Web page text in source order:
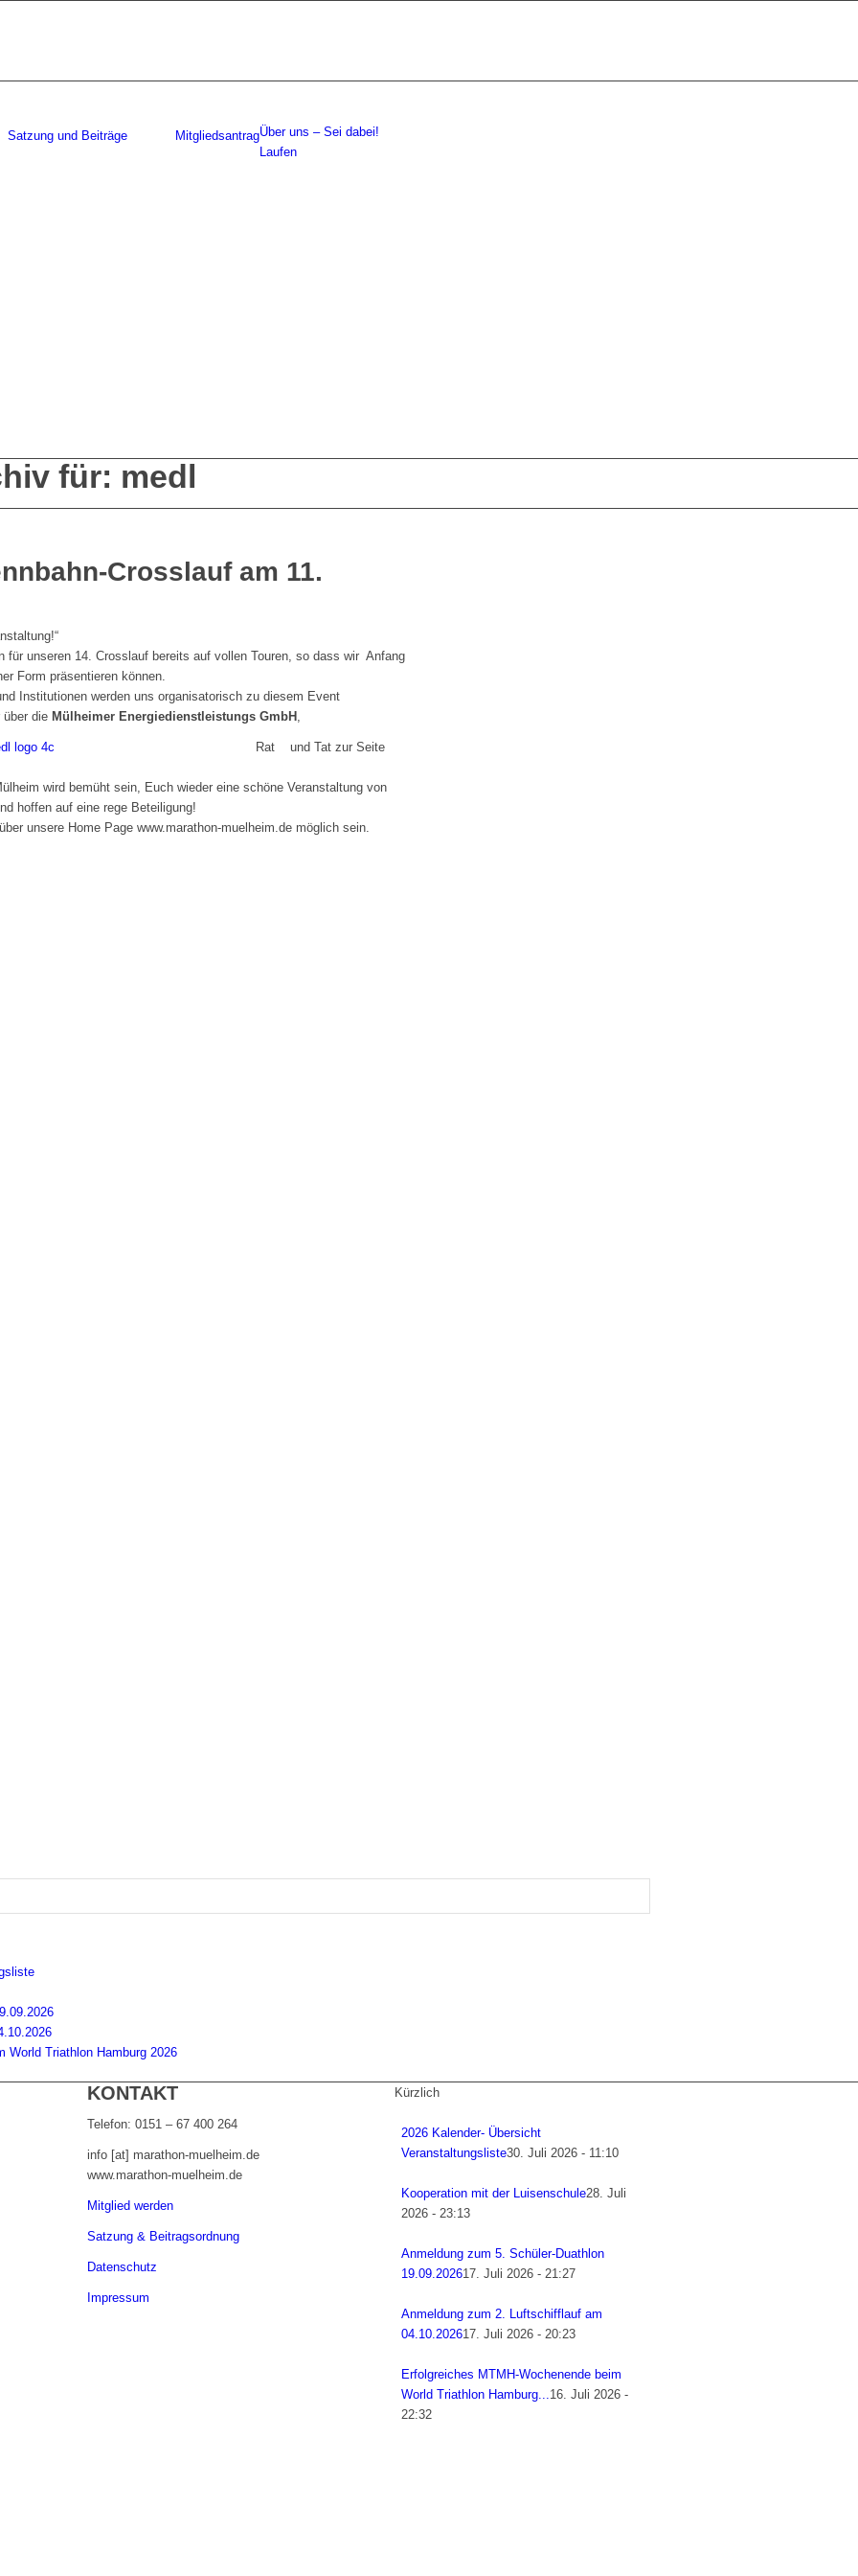
Über uns – Sei dabei!
Satzung und Beiträge
Mitgliedsantrag
Laufen
für: medl
Crosslauf am 11.
für unseren 14. Crosslauf bereits auf vollen Touren, so dass wir Anfang
Form präsentieren können.
Institutionen werden uns organisatorisch zu diesem Event
die Mülheimer Energiedienstleistungs GmbH ,
Rat und Tat zur Seite
wird bemüht sein, Euch wieder eine schöne Veranstaltung von
hoffen auf eine rege Beteiligung!
unsere Home Page www.marathon-muelheim.de möglich sein.
World Triathlon Hamburg 2026
KONTAKT
Telefon: 0151 – 67 400 264
info [at] marathon-muelheim.de
www.marathon-muelheim.de
Mitglied werden
Satzung & Beitragsordnung
Datenschutz
Impressum
Kürzlich
2026 Kalender- Übersicht
Veranstaltungsliste30. Juli 2026 - 11:10
Kooperation mit der Luisenschule28. Juli
2026 - 23:13
Anmeldung zum 5. Schüler-Duathlon
19.09.202617. Juli 2026 - 21:27
Anmeldung zum 2. Luftschifflauf am
04.10.202617. Juli 2026 - 20:23
Erfolgreiches MTMH-Wochenende beim
World Triathlon Hamburg... 16. Juli 2026 -
22:32